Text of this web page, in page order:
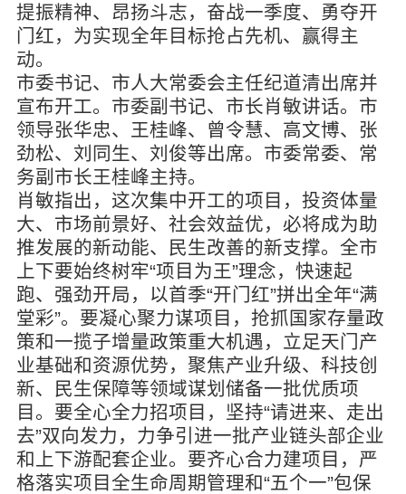
提振精神、昂扬斗志，奋战一季度、勇夺开
门红，为实现全年目标抢占先机、赢得主
动。
市委书记、市人大常委会主任纪道清出席并
宣布开工。市委副书记、市长肖敏讲话。市
领导张华忠、王桂峰、曾令慧、高文博、张
劲松、刘同生、刘俊等出席。市委常委、常
务副市长王桂峰主持。
肖敏指出，这次集中开工的项目，投资体量
大、市场前景好、社会效益优，必将成为助
推发展的新动能、民生改善的新支撑。全市
上下要始终树牢“项目为王”理念，快速起
跑、强劲开局，以首季“开门红”拼出全年“满
堂彩”。要凝心聚力谋项目，抢抓国家存量政
策和一揽子增量政策重大机遇，立足天门产
业基础和资源优势，聚焦产业升级、科技创
新、民生保障等领域谋划储备一批优质项
目。要全心全力招项目，坚持“请进来、走出
去”双向发力，力争引进一批产业链头部企业
和上下游配套企业。要齐心合力建项目，严
格落实项目全生命周期管理和“五个一”包保